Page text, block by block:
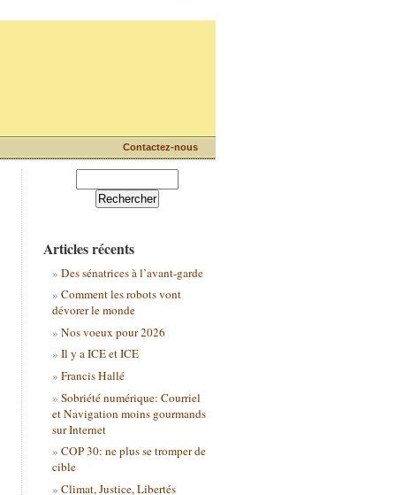
Contactez-nous
Articles récents
Des sénatrices à l’avant-garde
Comment les robots vont
dévorer le monde
Nos voeux pour 2026
Il y a ICE et ICE
Francis Hallé
Sobriété numérique: Courriel
et Navigation moins gourmands
sur Internet
COP 30: ne plus se tromper de
cible
Climat, Justice, Libertés